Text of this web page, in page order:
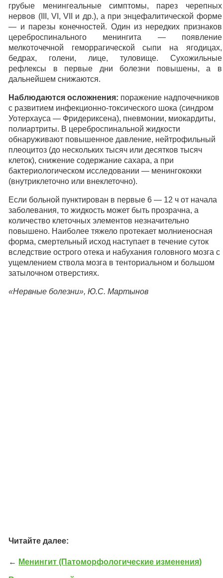
грубые менингеальные симптомы, парез черепных
нервов (III, VI, VII и др.), а при энцефалитической форме
— и парезы конечностей. Один из нередких признаков
цереброспинального менингита — появление
мелкоточечной геморрагической сыпи на ягодицах,
бедрах, голени, лице, туловище. Сухожильные
рефлексы в первые дни болезни повышены, а в
дальнейшем снижаются.
Наблюдаются осложнения: поражение надпочечников
с развитием инфекционно-токсического шока (синдром
Уотерхауса — Фридериксена), пневмонии, миокардиты,
полиартриты. В цереброспинальной жидкости
обнаруживают повышенное давление, нейтрофильный
плеоцитоз (до нескольких тысяч или десятков тысяч
клеток), снижение содержание сахара, а при
бактериологическом исследовании — менингококки
(внутриклеточно или внеклеточно).
Если больной пунктирован в первые 6 — 12 ч от начала
заболевания, то жидкость может быть прозрачна, а
количество клеточных элементов незначительно
повышено. Наиболее тяжело протекает молниеносная
форма, смертельный исход наступает в течение суток
вследствие острого отека и набухания головного мозга с
ущемлением ствола мозга в тенториальном и большом
затылочном отверстиях.
«Нервные болезни», Ю.С. Мартынов
Читайте далее:
← Менингит (Патоморфологические изменения)